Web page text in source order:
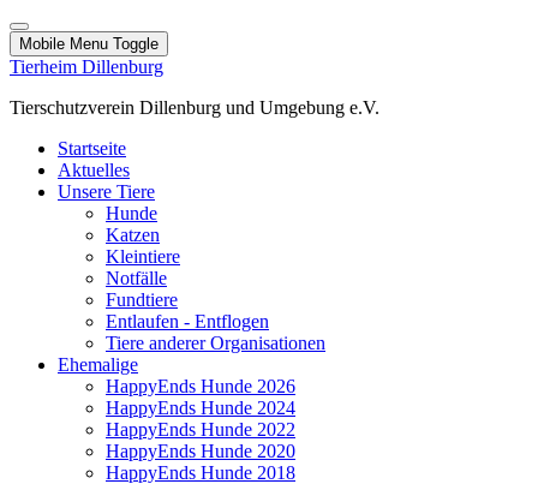
Mobile Menu Toggle
Tierheim Dillenburg
Tierschutzverein Dillenburg und Umgebung e.V.
Startseite
Aktuelles
Unsere Tiere
Hunde
Katzen
Kleintiere
Notfälle
Fundtiere
Entlaufen - Entflogen
Tiere anderer Organisationen
Ehemalige
HappyEnds Hunde 2026
HappyEnds Hunde 2024
HappyEnds Hunde 2022
HappyEnds Hunde 2020
HappyEnds Hunde 2018